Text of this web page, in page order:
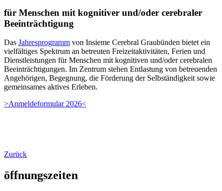
für Menschen mit kognitiver und/oder cerebraler
Beeinträchtigung
Das Jahresprogramm von Insieme Cerebral Graubünden bietet ein
vielfältiges Spektrum an betreuten Freizeitaktivitäten, Ferien und
Dienstleistungen für Menschen mit kognitiven und/oder cerebralen
Beeinträchtigungen. Im Zentrum stehen Entlastung von betreuenden
Angehörigen, Begegnung, die Förderung der Selbständigkeit sowie
gemeinsames aktives Erleben.
>Anmeldeformular 2026<
Zurück
öffnungszeiten